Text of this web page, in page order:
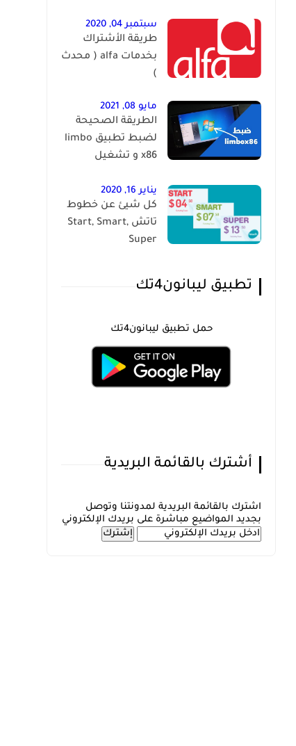
سبتمبر 04, 2020
طريقة الأشتراك
بخدمات alfa ( محدث
)
مايو 08, 2021
الطريقة الصحيحة
لضبط تطبيق limbo
x86 و تشغيل
يناير 16, 2020
كل شيئ عن خطوط
تاتش Start, Smart,
Super
تطبيق ليبانون4تك
حمل تطبيق ليبانون4تك
أشترك بالقائمة البريدية
اشترك بالقائمة البريدية لمدونتنا وتوصل
بجديد المواضيع مباشرة على بريدك الإلكتروني